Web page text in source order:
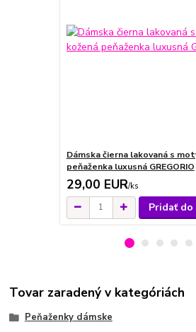
Dámska čierna lakovaná s
peňaženka luxusná GREGORIO
29,00 EUR/ks
Pridať do
Tovar zaradený v kategóriách
Peňaženky dámske